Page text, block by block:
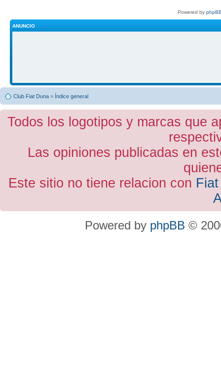
Powered by
ANUNCIO
Club Fiat Duna » Índice general
Todos los logotipos y marcas que
Las opiniones publicadas en
Este sitio no tiene relacion con
Powered by phpBB ©